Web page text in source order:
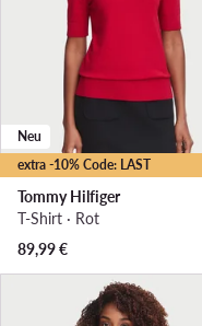
extra -10% Code: LAST
Neu
Tommy Hilfiger
T-Shirt · Rot
89,99€